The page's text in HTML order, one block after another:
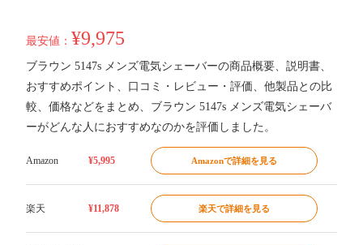
最安値： ¥9,975
ブラウン 5147s メンズ電気シェーバーの商品概要、説明書、
おすすめポイント、口コミ・レビュー・評価、他製品との比
較、価格などをまとめ、ブラウン 5147s メンズ電気シェーバ
ーがどんな人におすすめなのかを評価しました。
Amazon ¥5,995 Amazonで詳細を見る
楽天 ¥11,878 楽天で詳細を見る